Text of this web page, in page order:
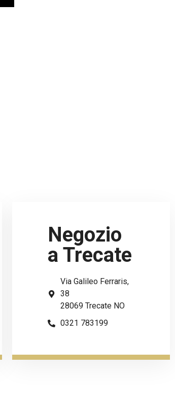
Negozio
a Trecate
Via Galileo Ferraris,
38
28069 Trecate NO
0321 783199